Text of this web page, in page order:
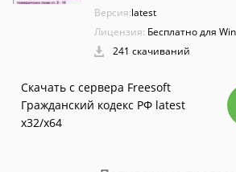
Версия:latest
Лицензия: Бесплатно для
241 скачиваний
Скачать с сервера Freesoft
Гражданский кодекс РФ latest
x32/x64